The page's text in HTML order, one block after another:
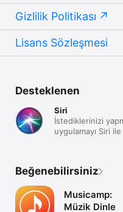
Gizlilik Politikası
Lisans Sözleşmesi
Desteklenen
Siri
İstediklerinizi
uygulamayı Siri ile
Beğenebilirsiniz
Musicamp:
Müzik Dinle